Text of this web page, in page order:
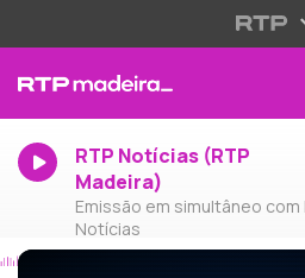
RTP Notícias (RTP
Madeira)
Emissão em simultâneo com
Notícias